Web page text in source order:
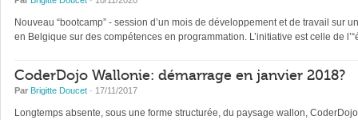
Nouveau “bootcamp” - session d’un mois de développement et de travail
en Belgique sur des compétences en programmation. L’initiative est celle de
CoderDojo Wallonie: démarrage en janvier 2018?
Par Brigitte Doucet · 17/11/2017
Longtemps absente, sous une forme structurée, du paysage wallon,